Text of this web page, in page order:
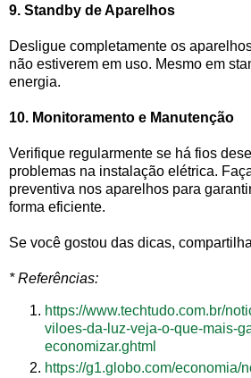
9. Standby de Aparelhos
Desligue completamente os
não estiverem em uso. Mesmo em
energia.
10. Monitoramento e Manutenção
Verifique regularmente se há fios
problemas na instalação elétrica.
preventiva nos aparelhos para
forma eficiente.
Se você gostou das dicas,
* Referências:
https://www.techtudo.com.br/
viloes-da-luz-veja-o-que-mais-
economizar.ghtml
https://g1.globo.com/economia/